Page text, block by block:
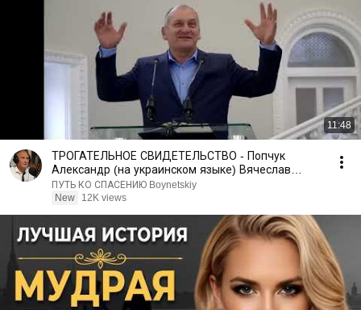
11:48
ТРОГАТЕЛЬНОЕ СВИДЕТЕЛЬСТВО - Попчук
Александр (на украинском языке) Вячеслав
Бойнецкий
ПУТЬ КО СПАСЕНИЮ Boynetskiy
New
12K views